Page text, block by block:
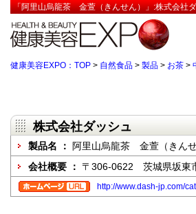
「阿里山烏龍茶 金萱（きんせん）」:株式会社
健康美容EXPO：TOP > 自然食品 > 製品 > お茶 >
株式会社ダッシュ
製品名 ：
阿里山烏龍茶 金萱（きんせ
会社概要 ： 〒306-0622 茨城県坂東
http://www.dash-jp.com/